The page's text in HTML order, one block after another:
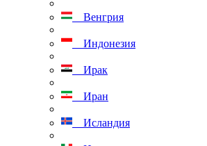
Венгрия
Индонезия
Ирак
Иран
Исландия